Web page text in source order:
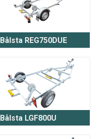
Bålsta REG750DUE
Bålsta LGF800U